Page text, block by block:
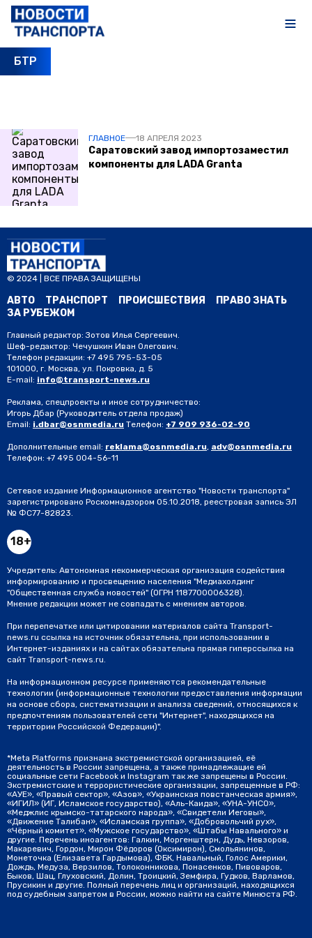
БТР
ГЛАВНОЕ 18 АПРЕЛЯ 2023
Саратовский завод импортозаместил
компоненты для LADA Granta
© 2024 | ВСЕ ПРАВА ЗАЩИЩЕНЫ
АВТО ТРАНСПОРТ ПРОИСШЕСТВИЯ
ПРАВО ЗНАТЬ
ЗА РУБЕЖОМ
Главный редактор: Зотов Илья Сергеевич.
Шеф-редактор: Чечушкин Иван Олегович.
Телефон редакции: +7 495 795-53-05
101000, г. Москва, ул. Покровка, д. 5
E-mail: info@transport-news.ru
Реклама, спецпроекты и иное сотрудничество:
Игорь Дбар (Руководитель отдела продаж)
Email: i.dbar@osnmedia.ru Телефон: +7 909 936-02-90
Дополнительные email: reklama@osnmedia.ru, adv@osnmedia.ru
Телефон: +7 495 004-56-11
Сетевое издание Информационное агентство "Новости транспорта"
зарегистрировано Роскомнадзором 05.10.2018, реестровая запись ЭЛ
№ ФС77-82823.
18+
Учредитель: Автономная некоммерческая организация содействия
информированию и просвещению населения "Медиахолдинг
"Общественная служба новостей" (ОГРН 1187700006328).
Мнение редакции может не совпадать с мнением авторов.
При перепечатке или цитировании материалов сайта Transport-
news.ru ссылка на источник обязательна, при использовании в
Интернет-изданиях и на сайтах обязательна прямая гиперссылка на
сайт Transport-news.ru.
На информационном ресурсе применяются рекомендательные
технологии (информационные технологии предоставления информации
на основе сбора, систематизации и анализа сведений, относящихся к
предпочтениям пользователей сети "Интернет", находящихся на
территории Российской Федерации)".
*Meta Platforms признана экстремистской организацией, её
деятельность в России запрещена, а также принадлежащие ей
социальные сети Facebook и Instagram так же запрещены в России.
Экстремистские и террористические организации, запрещенные в РФ:
«АУЕ», «Правый сектор», «Азов», «Украинская повстанческая армия»,
«ИГИЛ» (ИГ, Исламское государство), «Аль-Каида», «УНА-УНСО»,
«Меджлис крымско-татарского народа», «Свидетели Иеговы»,
«Движение Талибан», «Исламская группа», «Добровольчий рух»,
«Чёрный комитет», «Мужское государство», «Штабы Навального» и
другие. Перечень иноагентов: Галкин, Моргенштерн, Дудь, Невзоров,
Макаревич, Гордон, Мирон Фёдоров (Оксимирон), Смольянинов,
Монеточка (Елизавета Гардымова), ФБК, Навальный, Голос Америки,
Дождь, Медуза, Верзилов, Толоконникова, Понасенков, Пивоваров,
Быков, Шац, Глуховский, Долин, Троицкий, Земфира, Гудков, Варламов,
Прусикин и другие. Полный перечень лиц и организаций, находящихся
под судебным запретом в России, можно найти на сайте Минюста РФ.